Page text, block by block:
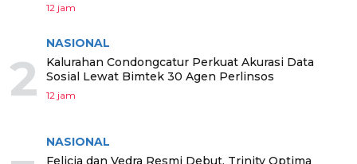
12 jam
2
NASIONAL
Kalurahan Condongcatur Perkuat Akurasi Data
Sosial Lewat Bimtek 30 Agen Perlinsos
12 jam
NASIONAL
Felicia dan Vedra Resmi Debut, Trinity Optima